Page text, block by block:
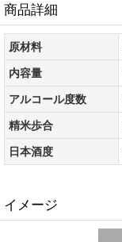
商品詳細
原材料
内容量
アルコール度数
精米歩合
日本酒度
イメージ